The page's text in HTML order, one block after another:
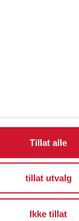
Tillat alle
tillat utvalg
Ikke tillat
raskt og